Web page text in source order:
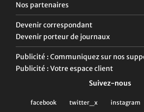
Nos partenaires
Devenir correspondant
Devenir porteur de journaux
Publicité : Communiquez sur nos
Publicité : Votre espace client
Suivez-nous